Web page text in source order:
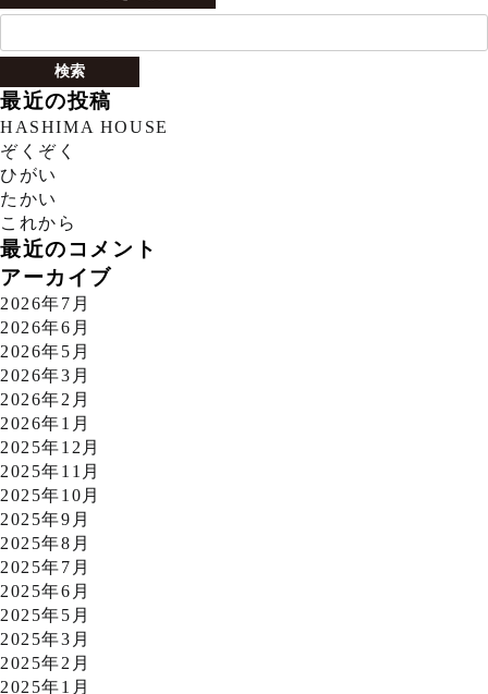
検
最近の投稿
HASHIMA HOUSE
ぞくぞく
ひがい
たかい
これから
最近のコメント
アーカイブ
2026年7月
2026年6月
2026年5月
2026年3月
2026年2月
2026年1月
2025年12月
2025年11月
2025年10月
2025年9月
2025年8月
2025年7月
2025年6月
2025年5月
2025年3月
2025年2月
2025年1月